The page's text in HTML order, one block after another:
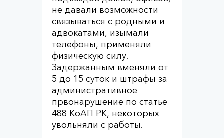
не давали возможности
связываться с родными и
адвокатами, изымали
телефоны, применяли
физическую силу.
Задержанным вменяли от
5 до 15 суток и штрафы за
административное
првонарушение по статье
488 КоАП РК, некоторых
увольняли с работы.